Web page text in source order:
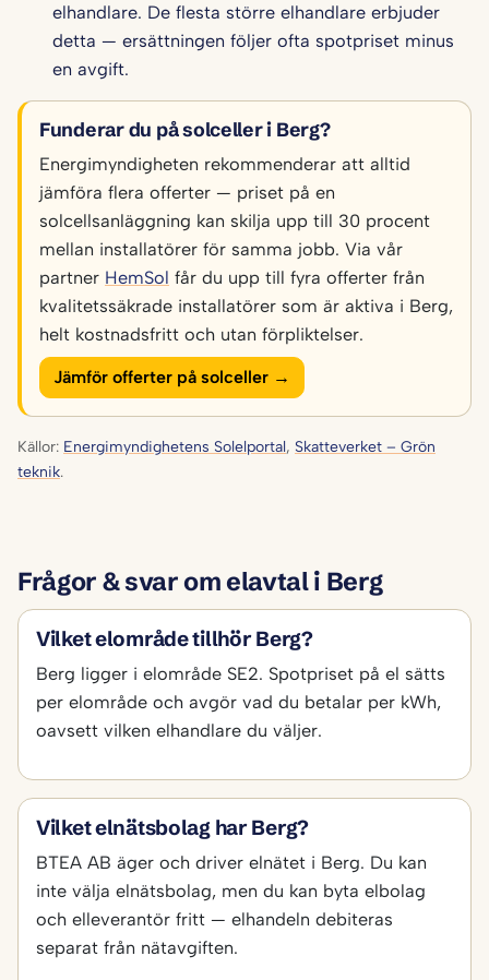
elhandlare. De flesta större elhandlare erbjuder
detta — ersättningen följer ofta spotpriset minus
en avgift.
Funderar du på solceller i Berg?
Energimyndigheten rekommenderar att alltid
jämföra flera offerter — priset på en
solcellsanläggning kan skilja upp till 30 procent
mellan installatörer för samma jobb. Via vår
partner HemSol får du upp till fyra offerter från
kvalitetssäkrade installatörer som är aktiva i Berg,
helt kostnadsfritt och utan förpliktelser.
Jämför offerter på solceller →
Källor: Energimyndighetens Solelportal, Skatteverket – Grön
teknik.
Frågor & svar om elavtal i Berg
Vilket elområde tillhör Berg?
Berg ligger i elområde SE2. Spotpriset på el sätts
per elområde och avgör vad du betalar per kWh,
oavsett vilken elhandlare du väljer.
Vilket elnätsbolag har Berg?
BTEA AB äger och driver elnätet i Berg. Du kan
inte välja elnätsbolag, men du kan byta elbolag
och elleverantör fritt — elhandeln debiteras
separat från nätavgiften.